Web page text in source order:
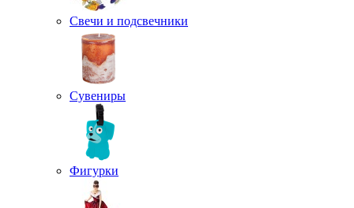
Свечи и подсвечники
Сувениры
Фигурки